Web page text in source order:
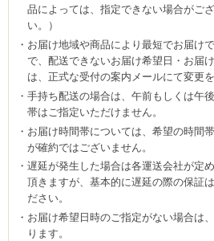
品によっては、指定できない場合がご
い。）
お届け地域や商品により最短でお届け
で、配送できないお届け希望日・お届
は、正式な受付の案内メールにて変更
手持ち配送の場合は、午前もしくは午
帯はご指定いただけません。
お届け時間帯については、希望の時間
が確約ではございません。
遅延が発生した場合は各運送会社が定
頂きますが、基本的に遅延の際の保証
ださい。
お届け希望日時のご指定がない場合は
ります。